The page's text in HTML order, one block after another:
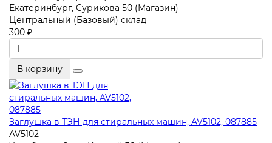
Екатеринбург, Сурикова 50 (Магазин)
Центральный (Базовый) склад
300 ₽
В корзину
Заглушка в ТЭН для стиральных машин, AV5102, 087885
AV5102